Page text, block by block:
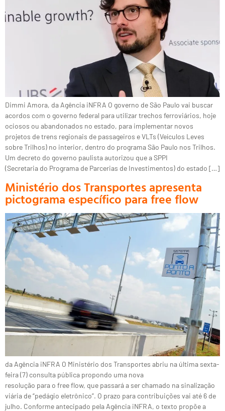
Dimmi Amora, da Agência iNFRA O governo de São Paulo vai buscar
acordos com o governo federal para utilizar trechos ferroviários, hoje
ociosos ou abandonados no estado, para implementar novos
projetos de trens regionais de passageiros e VLTs (Veículos Leves
sobre Trilhos) no interior, dentro do programa São Paulo nos Trilhos.
Um decreto do governo paulista autorizou que a SPPI
(Secretaria do Programa de Parcerias de Investimentos) do estado […]
Ministério dos Transportes apresenta
pictograma específico para free flow
da Agência iNFRA O Ministério dos Transportes abriu na última sexta-
feira (7) consulta pública propondo uma nova
resolução para o free flow, que passará a ser chamado na sinalização
viária de “pedágio eletrônico”. O prazo para contribuições vai até 6 de
julho. Conforme antecipado pela Agência iNFRA, o texto propõe a